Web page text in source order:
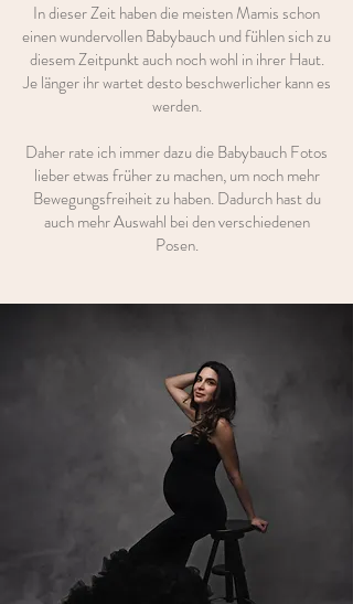
In dieser Zeit haben die meisten Mamis schon
einen wundervollen Babybauch und fühlen sich zu
diesem Zeitpunkt auch noch wohl in ihrer Haut.
Je länger ihr wartet desto beschwerlicher kann es
werden.
Daher rate ich immer dazu die Babybauch Fotos
lieber etwas früher zu machen, um noch mehr
Bewegungsfreiheit zu haben. Dadurch hast du
auch mehr Auswahl bei den verschiedenen
Posen.